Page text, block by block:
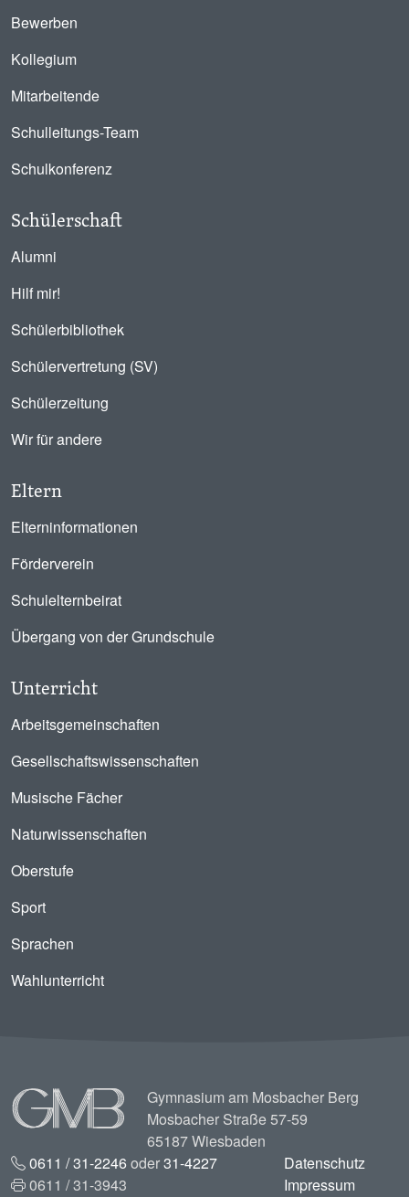
Bewerben
Kollegium
Mitarbeitende
Schulleitungs-Team
Schulkonferenz
Schülerschaft
Alumni
Hilf mir!
Schülerbibliothek
Schülervertretung (SV)
Schülerzeitung
Wir für andere
Eltern
Elterninformationen
Förderverein
Schulelternbeirat
Übergang von der Grundschule
Unterricht
Arbeitsgemeinschaften
Gesellschaftswissenschaften
Musische Fächer
Naturwissenschaften
Oberstufe
Sport
Sprachen
Wahlunterricht
Image
Gymnasium am Mosbacher Berg
Mosbacher Straße 57-59
65187 Wiesbaden
0611 / 31-2246oder31-4227
0611 / 31-3943
Datenschutz
Impressum